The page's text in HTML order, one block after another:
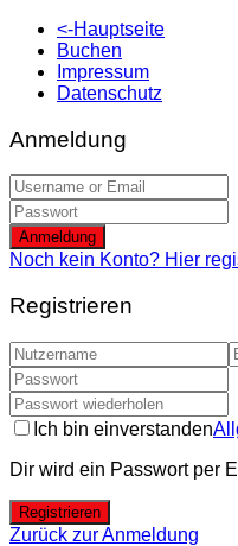
<-Hauptseite
Buchen
Impressum
Datenschutz
Anmeldung
Anmeldung
Noch kein Konto? Hier
Registrieren
Ich bin einverstanden
Dir wird ein Passwort per
Registrieren
Zurück zur Anmeldung